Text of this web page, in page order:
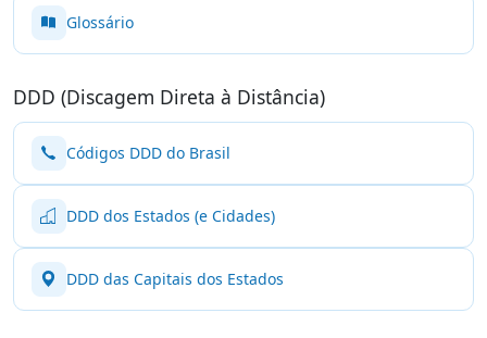
Glossário
DDD (Discagem Direta à Distância)
Códigos DDD do Brasil
DDD dos Estados (e Cidades)
DDD das Capitais dos Estados